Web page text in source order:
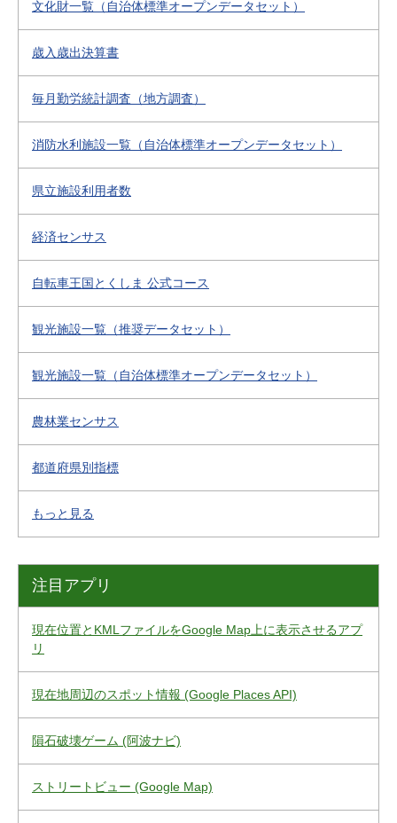
文化財一覧（自治体標準オープンデータセット）
歳入歳出決算書
毎月勤労統計調査（地方調査）
消防水利施設一覧（自治体標準オープンデータセット）
県立施設利用者数
経済センサス
自転車王国とくしま 公式コース
観光施設一覧（推奨データセット）
観光施設一覧（自治体標準オープンデータセット）
農林業センサス
都道府県別指標
もっと見る
注目アプリ
現在位置とKMLファイルをGoogle Map上に表示させるアプ
リ
現在地周辺のスポット情報 (Google Places API)
隕石破壊ゲーム (阿波ナビ)
ストリートビュー (Google Map)